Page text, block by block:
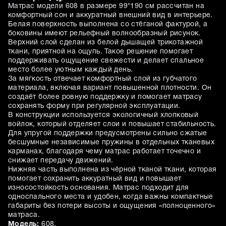
Матрас модели 608 в размере 99*190 см рассчитан на
комфортный сон и аккуратный внешний вид в интерьере.
Белая поверхность выполнена со стёганой фактурой, а
боковины имеют рельефный волнообразный рисунок.
Верхний слой сделан из белой дышащей трикотажной
ткани, приятной на ощупь. Такое решение помогает
поддерживать ощущение свежести и делает спальное
место более уютным каждый день.
За мягкость отвечает комфортный слой из губчатого
материала, включая вариант повышенной плотности. Он
создаёт более ровную поддержку и помогает матрасу
сохранять форму при регулярной эксплуатации.
В конструкции используется экологичный хлопковый
войлок, который отделяет слои и повышает стабильность.
Для упругой поддержки предусмотрены сильно сжатые
бесшумные независимые пружины в отдельных тканевых
карманах, благодаря чему матрас работает точечно и
снижает передачу движений.
Нижняя часть выполнена из чёрной тканой ткани, которая
помогает сохранить аккуратный вид и повышает
износостойкость основания. Матрас подходит для
односпального места и удобен, когда важны компактные
габариты без потери высоты и ощущения «полноценного»
матраса.
Модель: 608.